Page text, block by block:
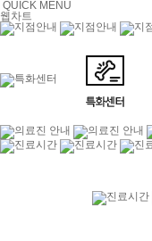
QUICK MENU
웹차트